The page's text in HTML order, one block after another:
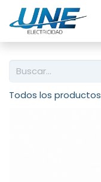
Todos los productos